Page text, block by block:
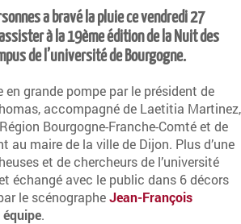
a bravé la pluie ce vendredi 27
à la 19ème édition de la Nuit des
de l’université de Bourgogne.
en grande pompe par le président de
accompagné de Laetitia Martinez,
Région Bourgogne-Franche-Comtéet de
au maire de la ville de Dijon. Plus d’une
et de chercheurs de l’université
échangé avec le public dans 6 décors
le scénographeJean-François
.